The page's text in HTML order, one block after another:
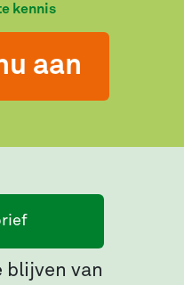
kennis
aan
blijven van